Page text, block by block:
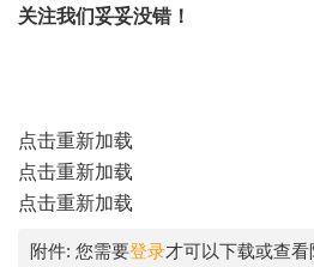
关注我们妥妥没错！
点击重新加载
点击重新加载
点击重新加载
附件: 您需要登录才可以下载或查看